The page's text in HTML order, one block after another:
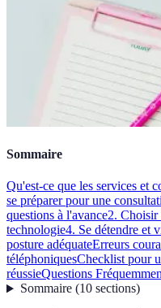
Sommaire
Qu'est-ce que les services et
se préparer pour une
questions à l'avance2. Choisir
technologie4. Se détendre et
posture adéquateErreurs
téléphoniquesChecklist pour
réussieQuestions
Sommaire(10 sections)